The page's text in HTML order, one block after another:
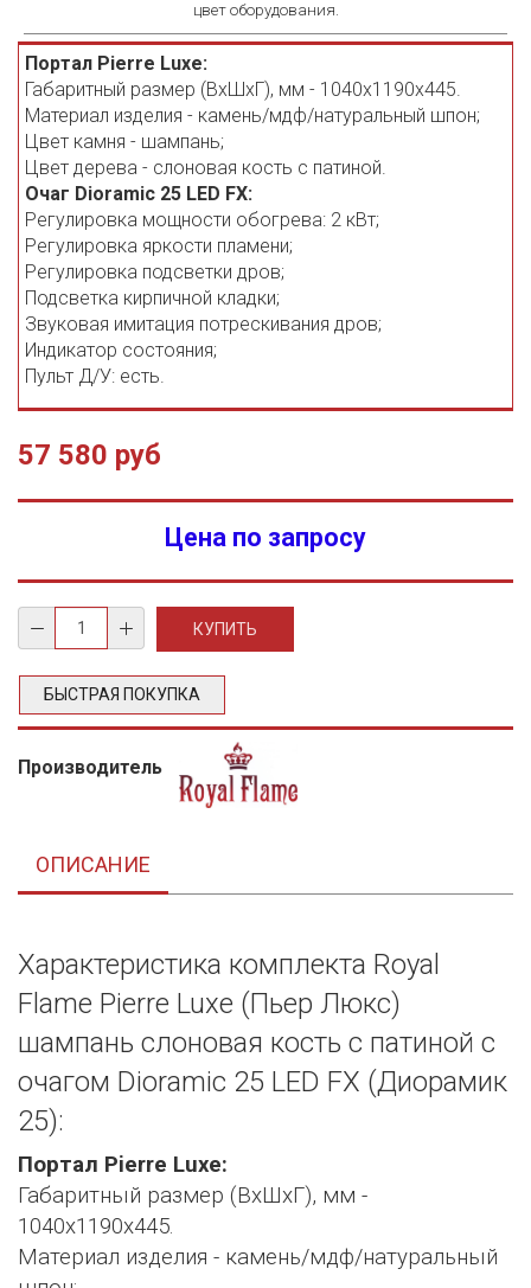
цвет оборудования.
Портал Pierre Luxe:
Габаритный размер (ВхШхГ), мм - 1040х1190х445.
Материал изделия - камень/мдф/натуральный шпон;
Цвет камня - шампань;
Цвет дерева - слоновая кость с патиной.
Очаг Dioramic 25 LED FX:
Регулировка мощности обогрева: 2 кВт;
Регулировка яркости пламени;
Регулировка подсветки дров;
Подсветка кирпичной кладки;
Звуковая имитация потрескивания дров;
Индикатор состояния;
Пульт Д/У: есть.
57 580 руб
Цена по запросу
БЫСТРАЯ ПОКУПКА
Производитель
ОПИСАНИЕ
Характеристика комплекта Royal
Flame Pierre Luxe (Пьер Люкс)
шампань слоновая кость с патиной с
очагом Dioramic 25 LED FX (Диорамик
25):
Портал Pierre Luxe:
Габаритный размер (ВхШхГ), мм -
1040х1190х445.
Материал изделия - камень/мдф/натуральный